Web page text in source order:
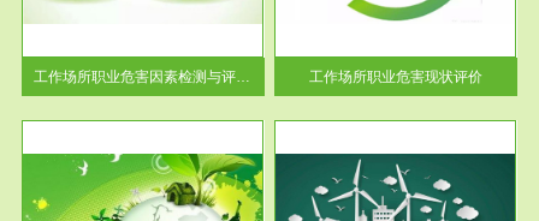
工作场所职业危害因素检测与评价...
-通过质谱分析等多种手段明确
工作场...
工作场所职业危害现状评价
服务范围